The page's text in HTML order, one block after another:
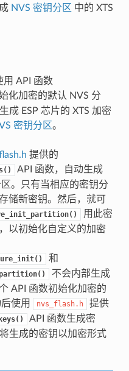
NVS 密钥分区 中的 XTS
用 API 函数
化加密的默认 NVS 分
成 ESP 芯片的 XTS 加密
密钥分区。
提供的
API 函数，自动生成
。只有当相应的密钥分
储新密钥。然后，就可
用此密
以初始化自定义的加密
和
不会内部生成
API 函数初始化加密的
使用
nvs_flash.h
提供
API 函数生成密
生成的密钥以加密形式